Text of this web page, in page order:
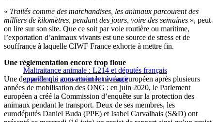
« Traités comme des marchandises, les animaux parcourent des
milliers de kilomètres, pendant des jours, voire des semaines », peut-
on lire sur son site. Que ce soit par voie routière ou maritime,
l’exportation d’animaux vivants est une source de stress et de
souffrance à laquelle CIWF France exhorte à mettre fin.
Maltraitance animale : L214 et députés français
appellent le gouvernement à réagir
Une règlementation encore trop floue
Une demande qui aura atteint le niveau européen après plusieurs
années de mobilisation des ONG : en juin 2020, le Parlement
européen a créé la Commission d’enquête sur la protection des
animaux pendant le transport. Deux de ses membres, les
eurodéputés Daniel Buda (PPE) et Isabel Carvalhais (S&D) ont